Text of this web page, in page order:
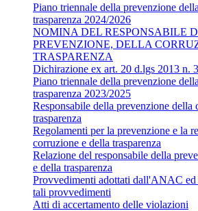
Piano triennale della prevenzione
trasparenza 2024/2026
NOMINA DEL RESPONSABILE
PREVENZIONE, DELLA
TRASPARENZA
Dichirazione ex art. 20 d.lgs 2013 n.
Piano triennale della prevenzione
trasparenza 2023/2025
Responsabile della prevenzione della
trasparenza
Regolamenti per la prevenzione e la
corruzione e della trasparenza
Relazione del responsabile della
e della trasparenza
Provvedimenti adottati dall'ANAC ed
tali provvedimenti
Atti di accertamento delle violazioni